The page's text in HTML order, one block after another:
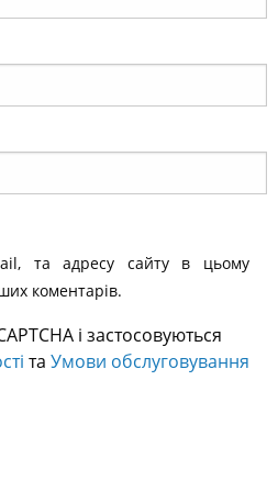
та адресу сайту в цьому
коментарів.
і застосовуються
та Умови обслуговування